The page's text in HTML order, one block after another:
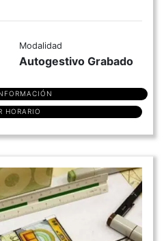
Modalidad
Autogestivo Grabado
HORARIO